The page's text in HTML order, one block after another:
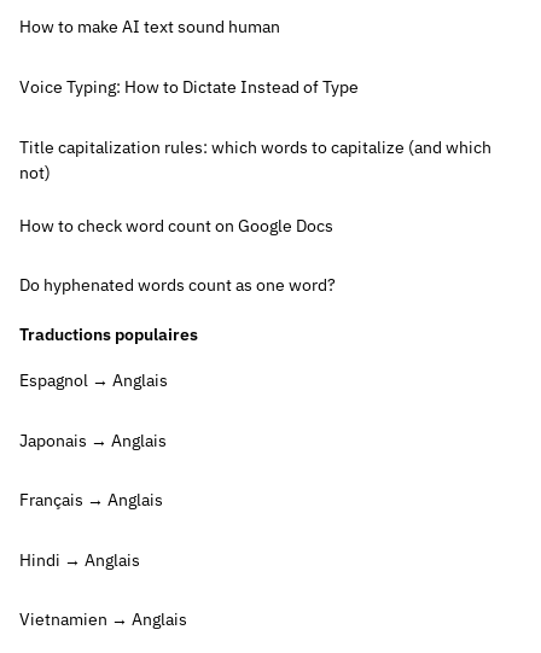
How to make AI text sound human
Voice Typing: How to Dictate Instead of Type
Title capitalization rules: which words to capitalize (and which
not)
How to check word count on Google Docs
Do hyphenated words count as one word?
Traductions populaires
Espagnol → Anglais
Japonais → Anglais
Français → Anglais
Hindi → Anglais
Vietnamien → Anglais